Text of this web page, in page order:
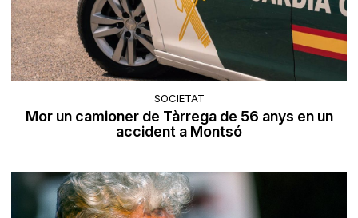
SOCIETAT
Mor un camioner de Tàrrega de 56 anys en un
accident a Montsó